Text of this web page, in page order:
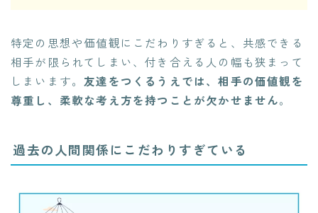
特定の思想や価値観にこだわりすぎると、共感できる
相手が限られてしまい、付き合える人の幅も狭まって
しまいます。 友達をつくるうえでは、相手の価値観を
尊重し、柔軟な考え方を持つことが欠かせません。
過去の人間関係にこだわりすぎている